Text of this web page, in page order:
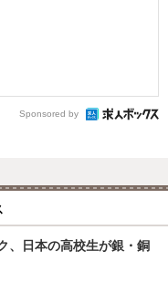
Sponsored by
、日本の高校生が銀・銅